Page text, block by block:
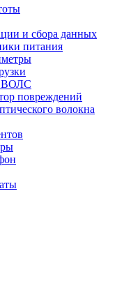
и сбора данных
питания
ВОЛС
повреждений
волокна